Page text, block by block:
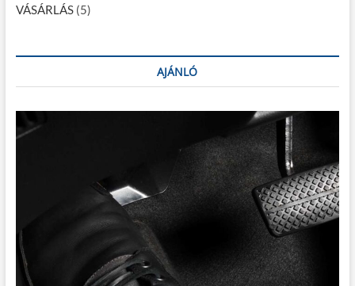
VÁSÁRLÁS(5)
AJÁNLÓ